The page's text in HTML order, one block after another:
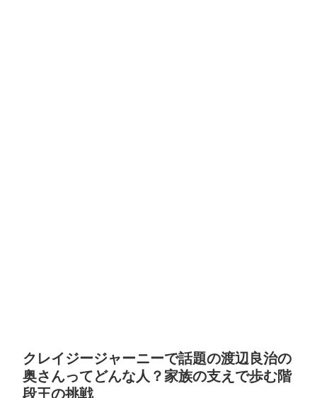
クレイジージャーニーで話題の渡辺良治の
奥さんってどんな人？家族の支えで歩む階
段王の挑戦